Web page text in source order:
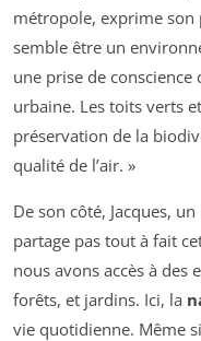
métropole, exprime son
semble être un
une prise de
urbaine. Les toits verts
préservation de la
qualité de l’air. »
De son côté, Jacques,
partage pas tout à fait
nous avons accès à des
forêts, et jardins. Ici, la
vie quotidienne. Même